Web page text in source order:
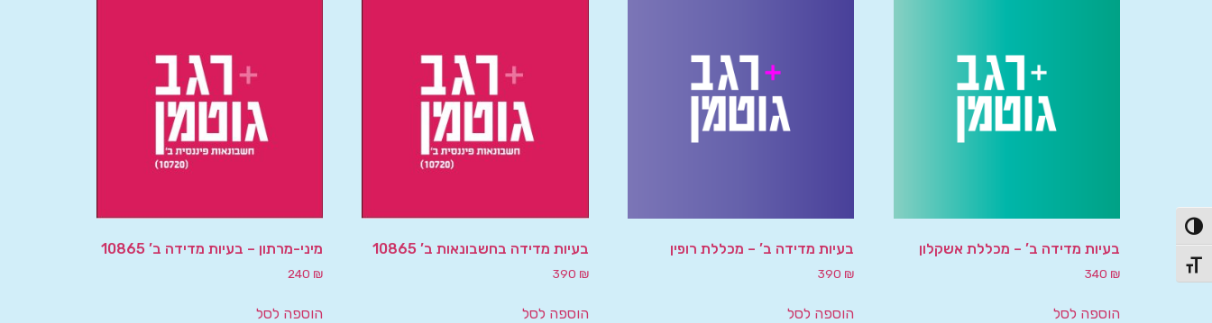
הפעל/כבה ניגודיות גבוהה
מתג גודל גופן
בעיות מדידה ב’ – מכללת אשקלון
340 ₪
הוספה לסל
בעיות מדידה ב’ – מכללת רופין
390 ₪
הוספה לסל
בעיות מדידה בחשבונאות ב’ 10865
390 ₪
הוספה לסל
מיני-מרתון – בעיות מדידה ב’ 10865
240 ₪
הוספה לסל